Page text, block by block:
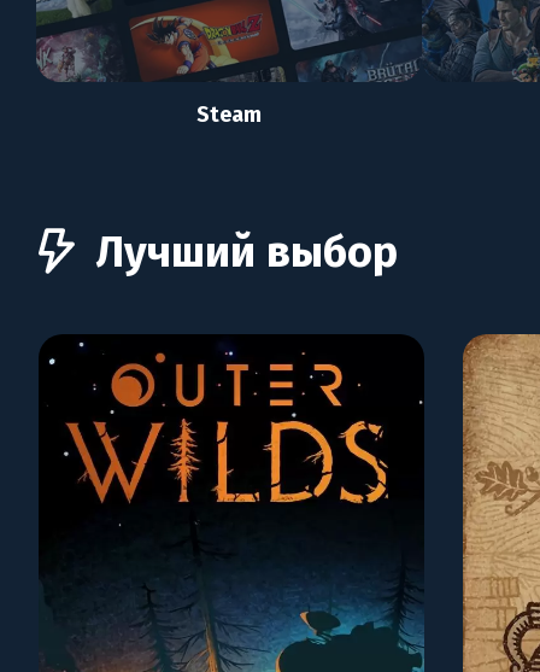
Steam
Лучший выбор